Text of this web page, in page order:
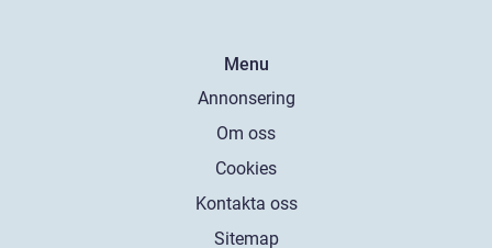
Menu
Annonsering
Om oss
Cookies
Kontakta oss
Sitemap